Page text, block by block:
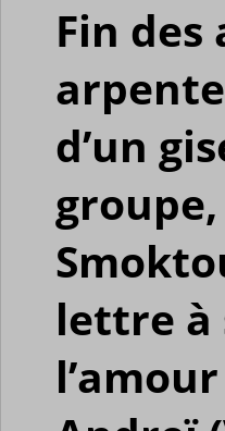
Fin des
d’un
lettre à